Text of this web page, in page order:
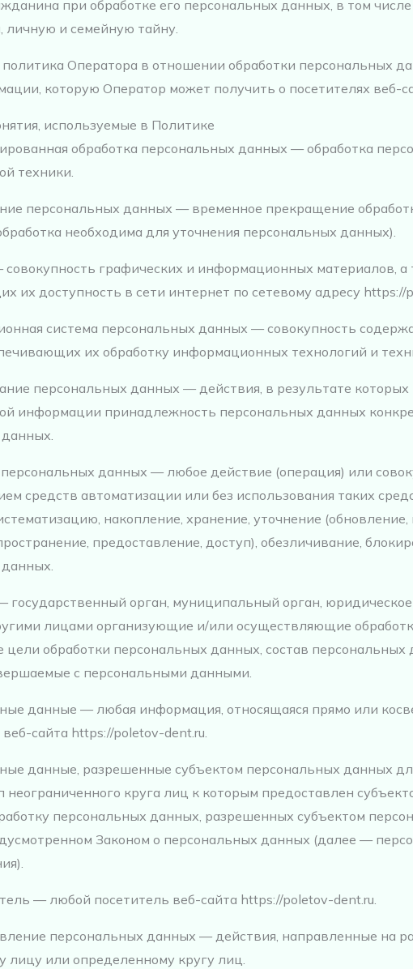
при обработке его персональных данных, в том
личную и семейную тайну.
политика Оператора в отношении обработки персональных
которую Оператор может получить о посетителях веб-
используемые в Политике
обработка персональных данных — обработка
техники.
персональных данных — временное прекращение
необходима для уточнения персональных данных).
совокупность графических и информационных материалов,
их доступность в сети интернет по сетевому адресу https://
система персональных данных — совокупность
их обработку информационных технологий и
персональных данных — действия, в результате
информации принадлежность персональных данных
персональных данных — любое действие (операция) или
средств автоматизации или без использования таких
накопление, хранение, уточнение
предоставление, доступ), обезличивание,
государственный орган, муниципальный орган,
лицами организующие и/или осуществляющие
обработки персональных данных, состав
с персональными данными.
данные — любая информация, относящаяся прямо или
сайта https://poletov-dent.ru.
данные, разрешенные субъектом персональных данных
неограниченного круга лиц к которым предоставлен
персональных данных, разрешенных субъектом
Законом о персональных данных (далее —
— любой посетитель веб-сайта https://poletov-dent.ru.
персональных данных — действия, направленные на
лицу или определенному кругу лиц.